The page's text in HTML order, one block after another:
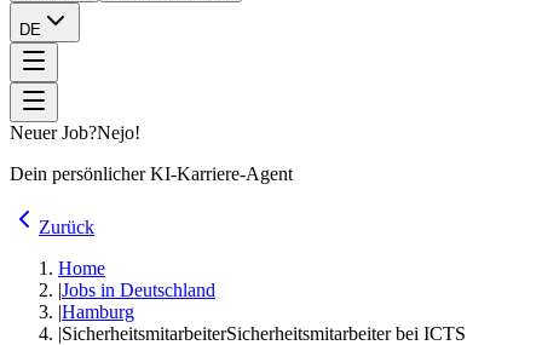
DE
Neuer Job?Nejo!
Dein persönlicher KI-Karriere-Agent
Zurück
Home
|Jobs in Deutschland
|Hamburg
|SicherheitsmitarbeiterSicherheitsmitarbeiter bei ICTS